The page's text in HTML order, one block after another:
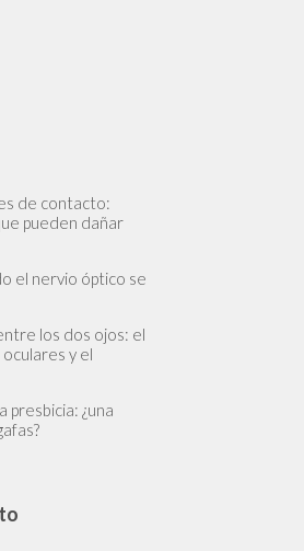
de contacto:
pueden dañar
el nervio óptico se
los dos ojos: el
oculares y el
presbicia: ¿una